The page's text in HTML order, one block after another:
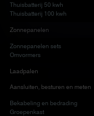
Thuisbatterij 50 kwh
Thuisbatterij 100 kwh
Zonnepanelen
Zonnepanelen sets
Omvormers
Laadpalen
Aansluiten, besturen en meten
Bekabeling en bedrading
Groepenkast